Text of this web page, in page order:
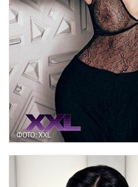
ФОТО: XXL